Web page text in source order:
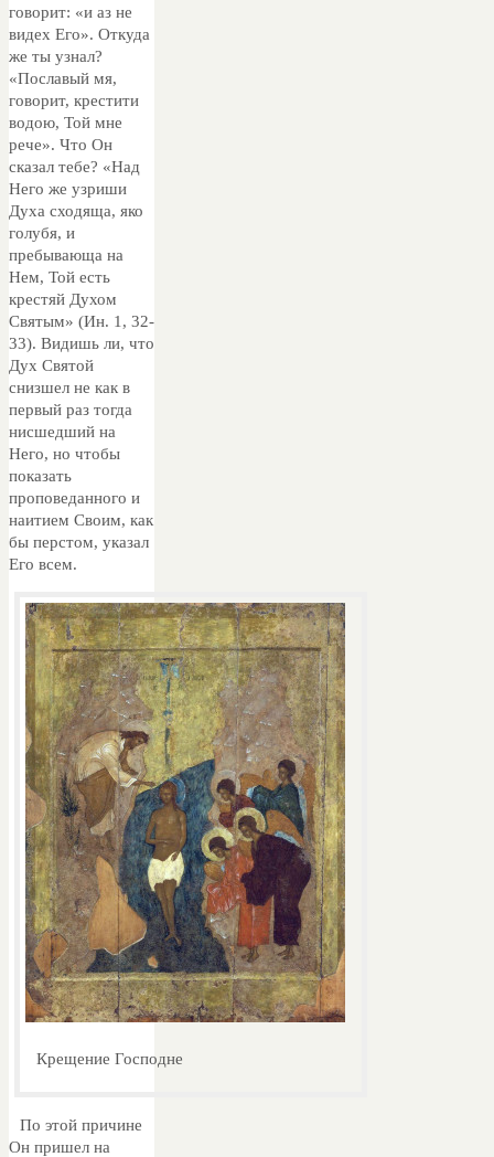
говорит: «и аз не
видех Его». Откуда
же ты узнал?
«Пославый мя,
говорит, крестити
водою, Той мне
рече». Что Он
сказал тебе? «Над
Него же узриши
Духа сходяща, яко
голубя, и
пребывающа на
Нем, Той есть
крестяй Духом
Святым» (Ин. 1, 32-
33). Видишь ли, что
Дух Святой
снизшел не как в
первый раз тогда
нисшедший на
Него, но чтобы
показать
проповеданного и
наитием Своим, как
бы перстом, указал
Его всем.
Крещение Господне
По этой причине
Он пришел на